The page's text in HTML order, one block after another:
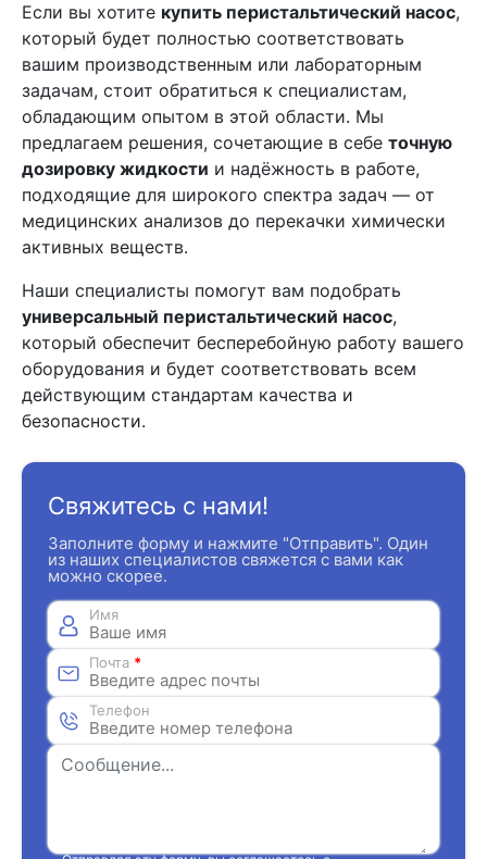
Если вы хотите купить перистальтический насос,
который будет полностью соответствовать
вашим производственным или лабораторным
задачам, стоит обратиться к специалистам,
обладающим опытом в этой области. Мы
предлагаем решения, сочетающие в себе точную
дозировку жидкости и надёжность в работе,
подходящие для широкого спектра задач — от
медицинских анализов до перекачки химически
активных веществ.
Наши специалисты помогут вам подобрать
универсальный перистальтический насос,
который обеспечит бесперебойную работу вашего
оборудования и будет соответствовать всем
действующим стандартам качества и
безопасности.
Свяжитесь с нами!
Заполните форму и нажмите "Отправить". Один
из наших специалистов свяжется с вами как
можно скорее.
Имя
Почта *
Телефон